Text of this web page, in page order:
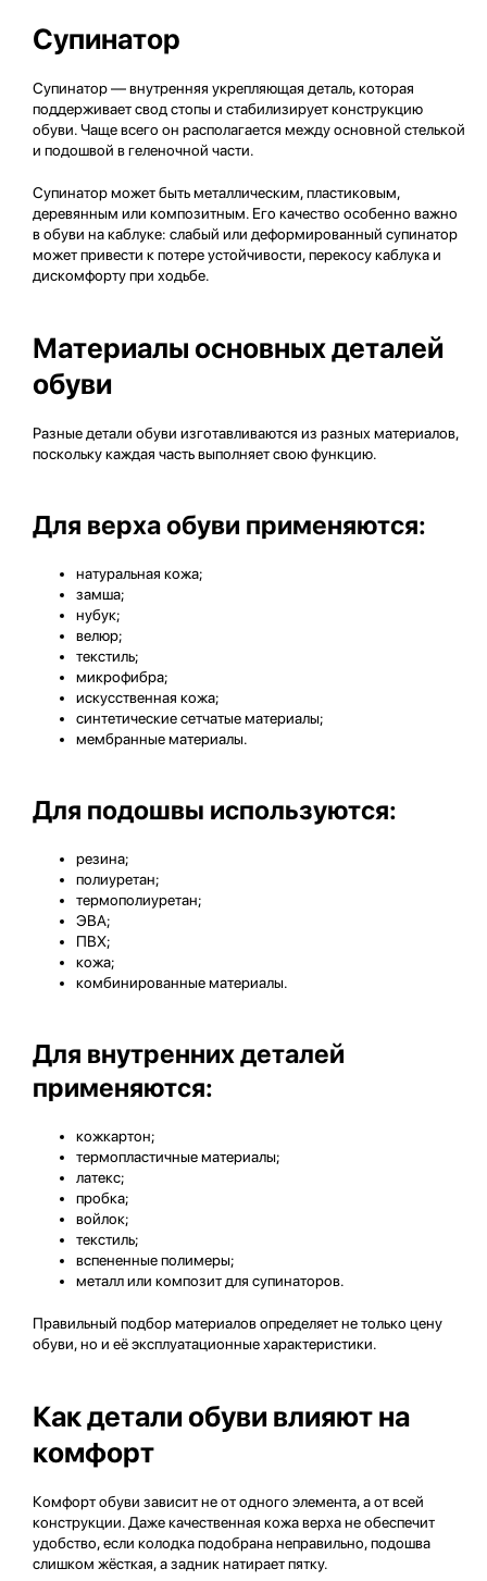
Супинатор
Супинатор — внутренняя укрепляющая деталь, которая
поддерживает свод стопы и стабилизирует конструкцию
обуви. Чаще всего он располагается между основной стелькой
и подошвой в геленочной части.
Супинатор может быть металлическим, пластиковым,
деревянным или композитным. Его качество особенно важно
в обуви на каблуке: слабый или деформированный супинатор
может привести к потере устойчивости, перекосу каблука и
дискомфорту при ходьбе.
Материалы основных деталей
обуви
Разные детали обуви изготавливаются из разных материалов,
поскольку каждая часть выполняет свою функцию.
Для верха обуви применяются:
натуральная кожа;
замша;
нубук;
велюр;
текстиль;
микрофибра;
искусственная кожа;
синтетические сетчатые материалы;
мембранные материалы.
Для подошвы используются:
резина;
полиуретан;
термополиуретан;
ЭВА;
ПВХ;
кожа;
комбинированные материалы.
Для внутренних деталей
применяются:
кожкартон;
термопластичные материалы;
латекс;
пробка;
войлок;
текстиль;
вспененные полимеры;
металл или композит для супинаторов.
Правильный подбор материалов определяет не только цену
обуви, но и её эксплуатационные характеристики.
Как детали обуви влияют на
комфорт
Комфорт обуви зависит не от одного элемента, а от всей
конструкции. Даже качественная кожа верха не обеспечит
удобство, если колодка подобрана неправильно, подошва
слишком жёсткая, а задник натирает пятку.